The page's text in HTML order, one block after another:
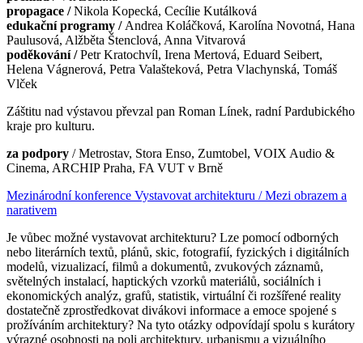
propagace /Nikola Kopecká, Cecílie Kutálková
edukační programy / Andrea Koláčková, Karolína Novotná, Hana
Paulusová, Alžběta Štenclová, Anna Vitvarová
poděkování /Petr Kratochvíl, Irena Mertová, Eduard Seibert,
Helena Vágnerová, Petra Valašteková, Petra Vlachynská, Tomáš
Vlček
Záštitu nad výstavou převzal pan Roman Línek, radní Pardubického
kraje pro kulturu.
za podpory / Metrostav, Stora Enso, Zumtobel, VOIX Audio &
Cinema, ARCHIP Praha, FA VUT v Brně
Mezinárodní konference Vystavovat architekturu / Mezi obrazem a
narativem
Je vůbec možné vystavovat architekturu? Lze pomocí odborných
nebo literárních textů, plánů, skic, fotografií, fyzických i digitálních
modelů, vizualizací, filmů a dokumentů, zvukových záznamů,
světelných instalací, haptických vzorků materiálů, sociálních i
ekonomických analýz, grafů, statistik, virtuální či rozšířené reality
dostatečně zprostředkovat divákovi informace a emoce spojené s
prožíváním architektury? Na tyto otázky odpovídají spolu s kurátory
výrazné osobnosti na poli architektury, urbanismu a vizuálního